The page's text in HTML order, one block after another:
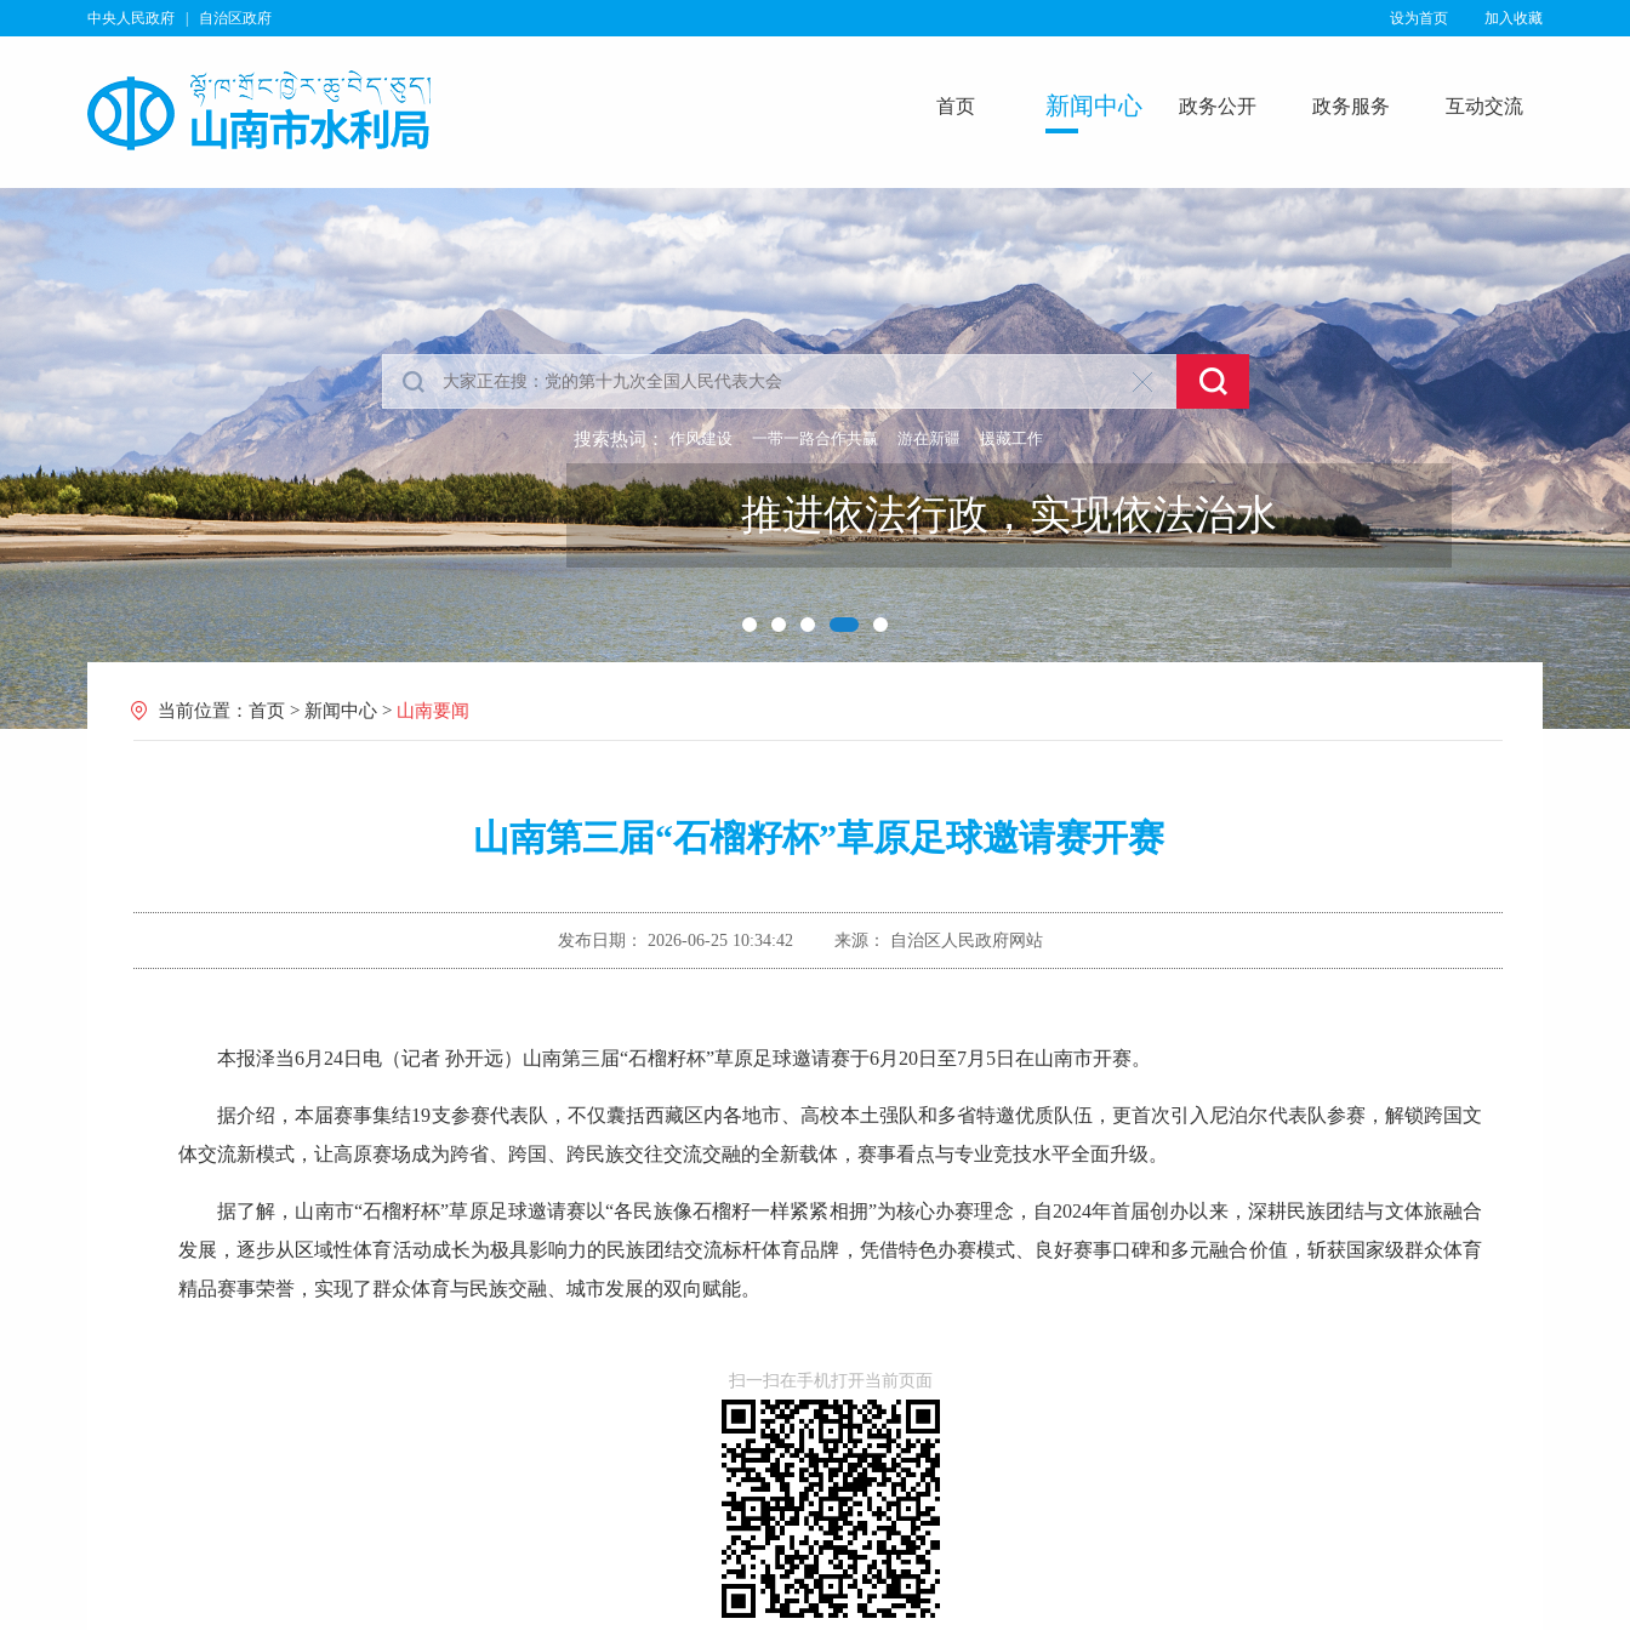
中央人民政府 自治区政府 设为首页 加入收藏
首页 新闻中心 政务公开 政务服务 互动交流
搜索热词： 作风建设 一带一路合作共赢 游在新疆 援藏工作
推进依法行政，实现依法治水
当前位置： 首页 > 新闻中心 > 山南要闻
山南第三届“石榴籽杯”草原足球邀请赛开赛
发布日期： 2026-06-25 10:34:42 来源： 自治区人民政府网站
本报泽当6月24日电（记者 孙开远）山南第三届“石榴籽杯”草原足球邀请赛于6月20日至7月5日在山南市开赛。
据介绍，本届赛事集结19支参赛代表队，不仅囊括西藏区内各地市、高校本土强队和多省特邀优质队伍，更首次引入尼泊尔代表队参赛，解锁跨国文
体交流新模式，让高原赛场成为跨省、跨国、跨民族交往交流交融的全新载体，赛事看点与专业竞技水平全面升级。
据了解，山南市“石榴籽杯”草原足球邀请赛以“各民族像石榴籽一样紧紧相拥”为核心办赛理念，自2024年首届创办以来，深耕民族团结与文体旅融合
发展，逐步从区域性体育活动成长为极具影响力的民族团结交流标杆体育品牌，凭借特色办赛模式、良好赛事口碑和多元融合价值，斩获国家级群众体育
精品赛事荣誉，实现了群众体育与民族交融、城市发展的双向赋能。
扫一扫在手机打开当前页面